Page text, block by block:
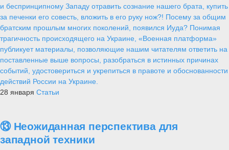
и беспринципному Западу отравить сознание нашего брата, купить
за печенки его совесть, вложить в его руку нож?! Посему за общим
братским прошлым многих поколений, появился Иуда? Понимая
трагичность происходящего на Украине, «Военная платформа»
публикует материалы, позволяющие нашим читателям ответить на
поставленные выше вопросы, разобраться в истинных причинах
событий, удостовериться и укрепиться в правоте и обоснованности
действий России на Украине.
28 января Статьи
⑬ Неожиданная перспектива для
западной техники